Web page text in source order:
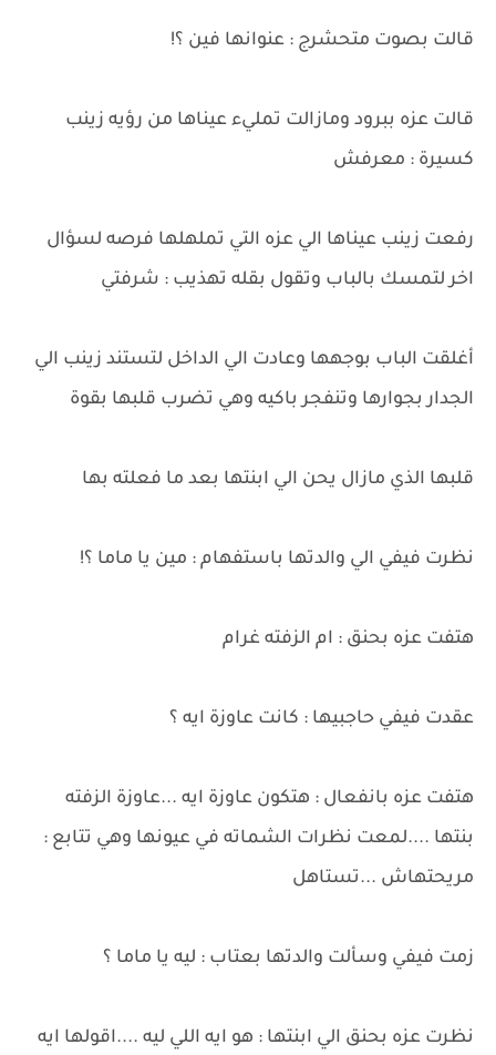
قالت بصوت متحشرج : عنوانها فين ؟!
قالت عزه ببرود ومازالت تمليء عيناها من رؤيه زينب
كسيرة : معرفش
رفعت زينب عيناها الي عزه التي تملهلها فرصه لسؤال
اخر لتمسك بالباب وتقول بقله تهذيب : شرفتي
أغلقت الباب بوجهها وعادت الي الداخل لتستند زينب الي
الجدار بجوارها وتنفجر باكيه وهي تضرب قلبها بقوة
قلبها الذي مازال يحن الي ابنتها بعد ما فعلته بها
نظرت فيفي الي والدتها باستفهام : مين يا ماما ؟!
هتفت عزه بحنق : ام الزفته غرام
عقدت فيفي حاجبيها : كانت عاوزة ايه ؟
هتفت عزه بانفعال : هتكون عاوزة ايه ...عاوزة الزفته
بنتها ....لمعت نظرات الشماته في عيونها وهي تتابع :
مريحتهاش ...تستاهل
زمت فيفي وسألت والدتها بعتاب : ليه يا ماما ؟
نظرت عزه بحنق الي ابنتها : هو ايه اللي ليه ....اقولها ايه